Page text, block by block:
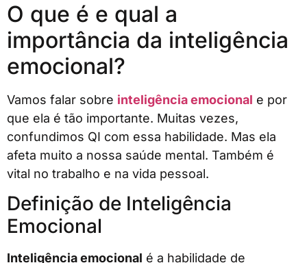
O que é e qual a
importância da inteligência
emocional?
Vamos falar sobre inteligência emocional e por
que ela é tão importante. Muitas vezes,
confundimos QI com essa habilidade. Mas ela
afeta muito a nossa saúde mental. Também é
vital no trabalho e na vida pessoal.
Definição de Inteligência
Emocional
Inteligência emocional é a habilidade de